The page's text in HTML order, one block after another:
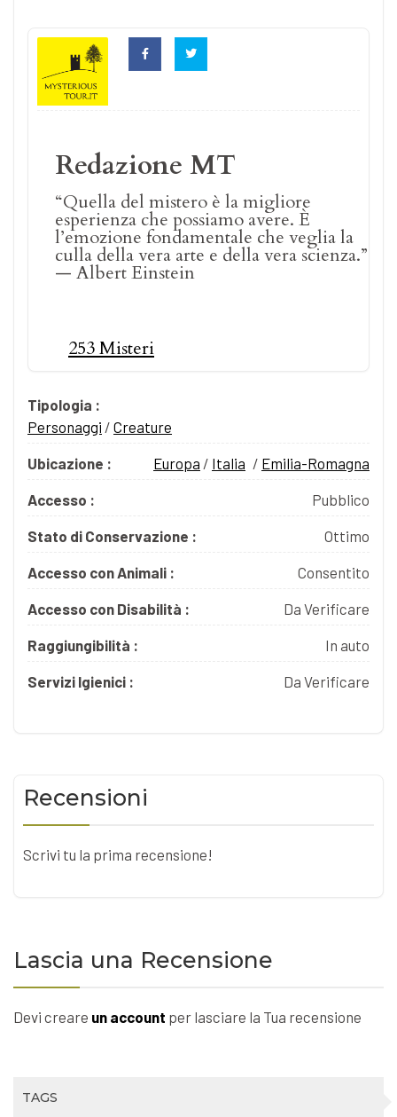
Redazione MT
“Quella del mistero è la migliore
esperienza che possiamo avere. È
l’emozione fondamentale che veglia la
culla della vera arte e della vera scienza.”
— Albert Einstein
253 Misteri
Tipologia :
Personaggi / Creature
Ubicazione : Europa / Italia / Emilia-Romagna
Accesso : Pubblico
Stato di Conservazione : Ottimo
Accesso con Animali : Consentito
Accesso con Disabilità : Da Verificare
Raggiungibilità : In auto
Servizi Igienici : Da Verificare
Recensioni
Scrivi tu la prima recensione!
Lascia una Recensione
Devi creare un account per lasciare la Tua recensione
TAGS